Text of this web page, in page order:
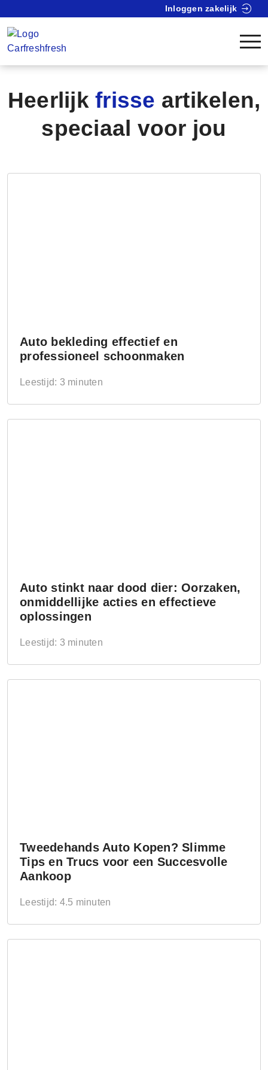
Inloggen zakelijk
Heerlijk frisse artikelen,
speciaal voor jou
Auto bekleding effectief en
professioneel schoonmaken
Leestijd: 3 minuten
Auto stinkt naar dood dier: Oorzaken,
onmiddellijke acties en effectieve
oplossingen
Leestijd: 3 minuten
Tweedehands Auto Kopen? Slimme
Tips en Trucs voor een Succesvolle
Aankoop
Leestijd: 4.5 minuten